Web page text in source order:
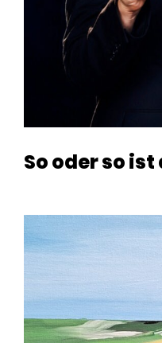
So oder so ist